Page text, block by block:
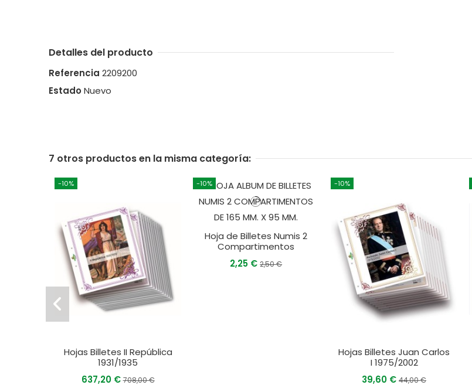
Detalles del producto
Referencia 2209200
Estado Nuevo
7 otros productos en la misma categoría:
-10%
Hojas Billetes II República
1931/1935
637,20 €708,00 €
-10%
Hoja de Billetes Numis 2
Compartimentos
2,25 €2,50 €
-10%
Hojas Billetes Juan Carlos
I 1975/2002
39,60 €44,00 €